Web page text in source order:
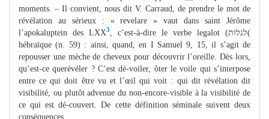
moments. – Il convient, nous dit V. Carraud, de prendre le mot de
révélation au sérieux : « revelare » vaut dans saint Jérôme
l’apokaluptein des LXX3
, c’est-à-dire le verbe legalot (לגלות(
hébraïque (n. 59) : ainsi, quand, en I Samuel 9, 15, il s’agit de
repousser une mèche de cheveux pour découvrir l’oreille. Dès lors,
qu’est-ce querévéler ? C’est dé-voiler, ôter le voile qui s’interpose
entre ce qui doit être vu et l’œil qui voit : qui dit révélation dit
visibilité, ou plutôt advenue du non-encore-visible à la visibilité de
ce qui est dé-couvert. De cette définition séminale suivent deux
conséquences...